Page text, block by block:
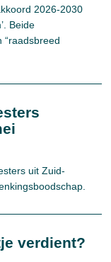
2026-2030
Beide
“raadsbreed
uit Zuid-
verdient?